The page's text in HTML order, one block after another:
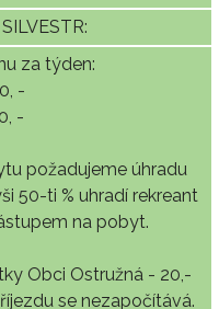
SILVESTR:
za týden:
-
-
požadujeme úhradu
50-ti % uhradí rekreant
na pobyt.
Obci Ostružná - 20,-
se nezapočítává.